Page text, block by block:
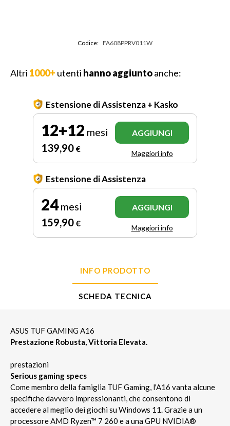
Codice: FA608PPRV011W
Altri 1000+ utenti hanno aggiuntoanche:
Estensione di Assistenza + Kasko
12+12 mesi
139,90 €
AGGIUNGI
Maggiori info
Estensione di Assistenza
24mesi
159,90 €
AGGIUNGI
Maggiori info
INFO PRODOTTO
SCHEDA TECNICA
ASUS TUF GAMING A16
Prestazione Robusta, Vittoria Elevata.
prestazioni
Serious gaming specs
Come membro della famiglia TUF Gaming, l'A16 vanta alcune
specifiche davvero impressionanti, che consentono di
accedere al meglio dei giochi su Windows 11. Grazie a un
processore AMD Ryzen™ 7 260 e a una GPU NVIDIA®